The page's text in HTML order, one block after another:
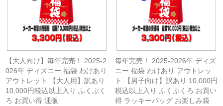
【大人向け】毎年完売！ 2025-2
026年 ディズニー 福袋 わけあり
アウトレット 【大人用】訳あり
10,000円税込以上入り ふくぶく
ろ お買い得 通販
毎年完売！ 2025-2026年 ディズ
ニー 福袋 わけあり アウトレッ
ト 【男子向け】訳あり 10,000円
税込以上入り ふくぶくろ お買い
得 ラッキーバッグ お楽しみ袋